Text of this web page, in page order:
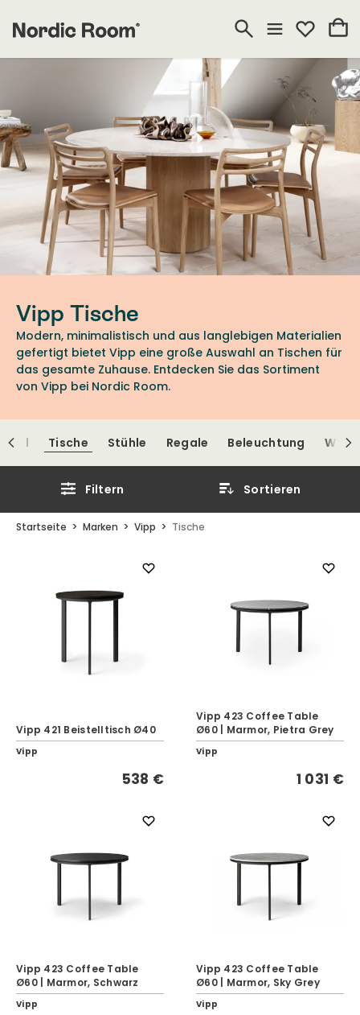
Vipp Tische
Modern, minimalistisch und aus langlebigen Materialien
gefertigt bietet Vipp eine große Auswahl an Tischen für
das gesamte Zuhause. Entdecken Sie das Sortiment
von Vipp bei Nordic Room.
Tische Stühle Regale Beleuchtung
Filtern Sortieren
Startseite Marken Vipp Tische
Vipp 421 Beistelltisch Ø40
Vipp
538 €
Vipp 423 Coffee Table
Ø60 | Marmor, Pietra Grey
Vipp
1 031 €
Vipp 423 Coffee Table
Ø60 | Marmor, Schwarz
Vipp
Vipp 423 Coffee Table
Ø60 | Marmor, Sky Grey
Vipp